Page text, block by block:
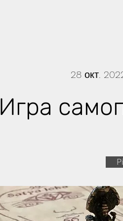
28 окт.
Игра